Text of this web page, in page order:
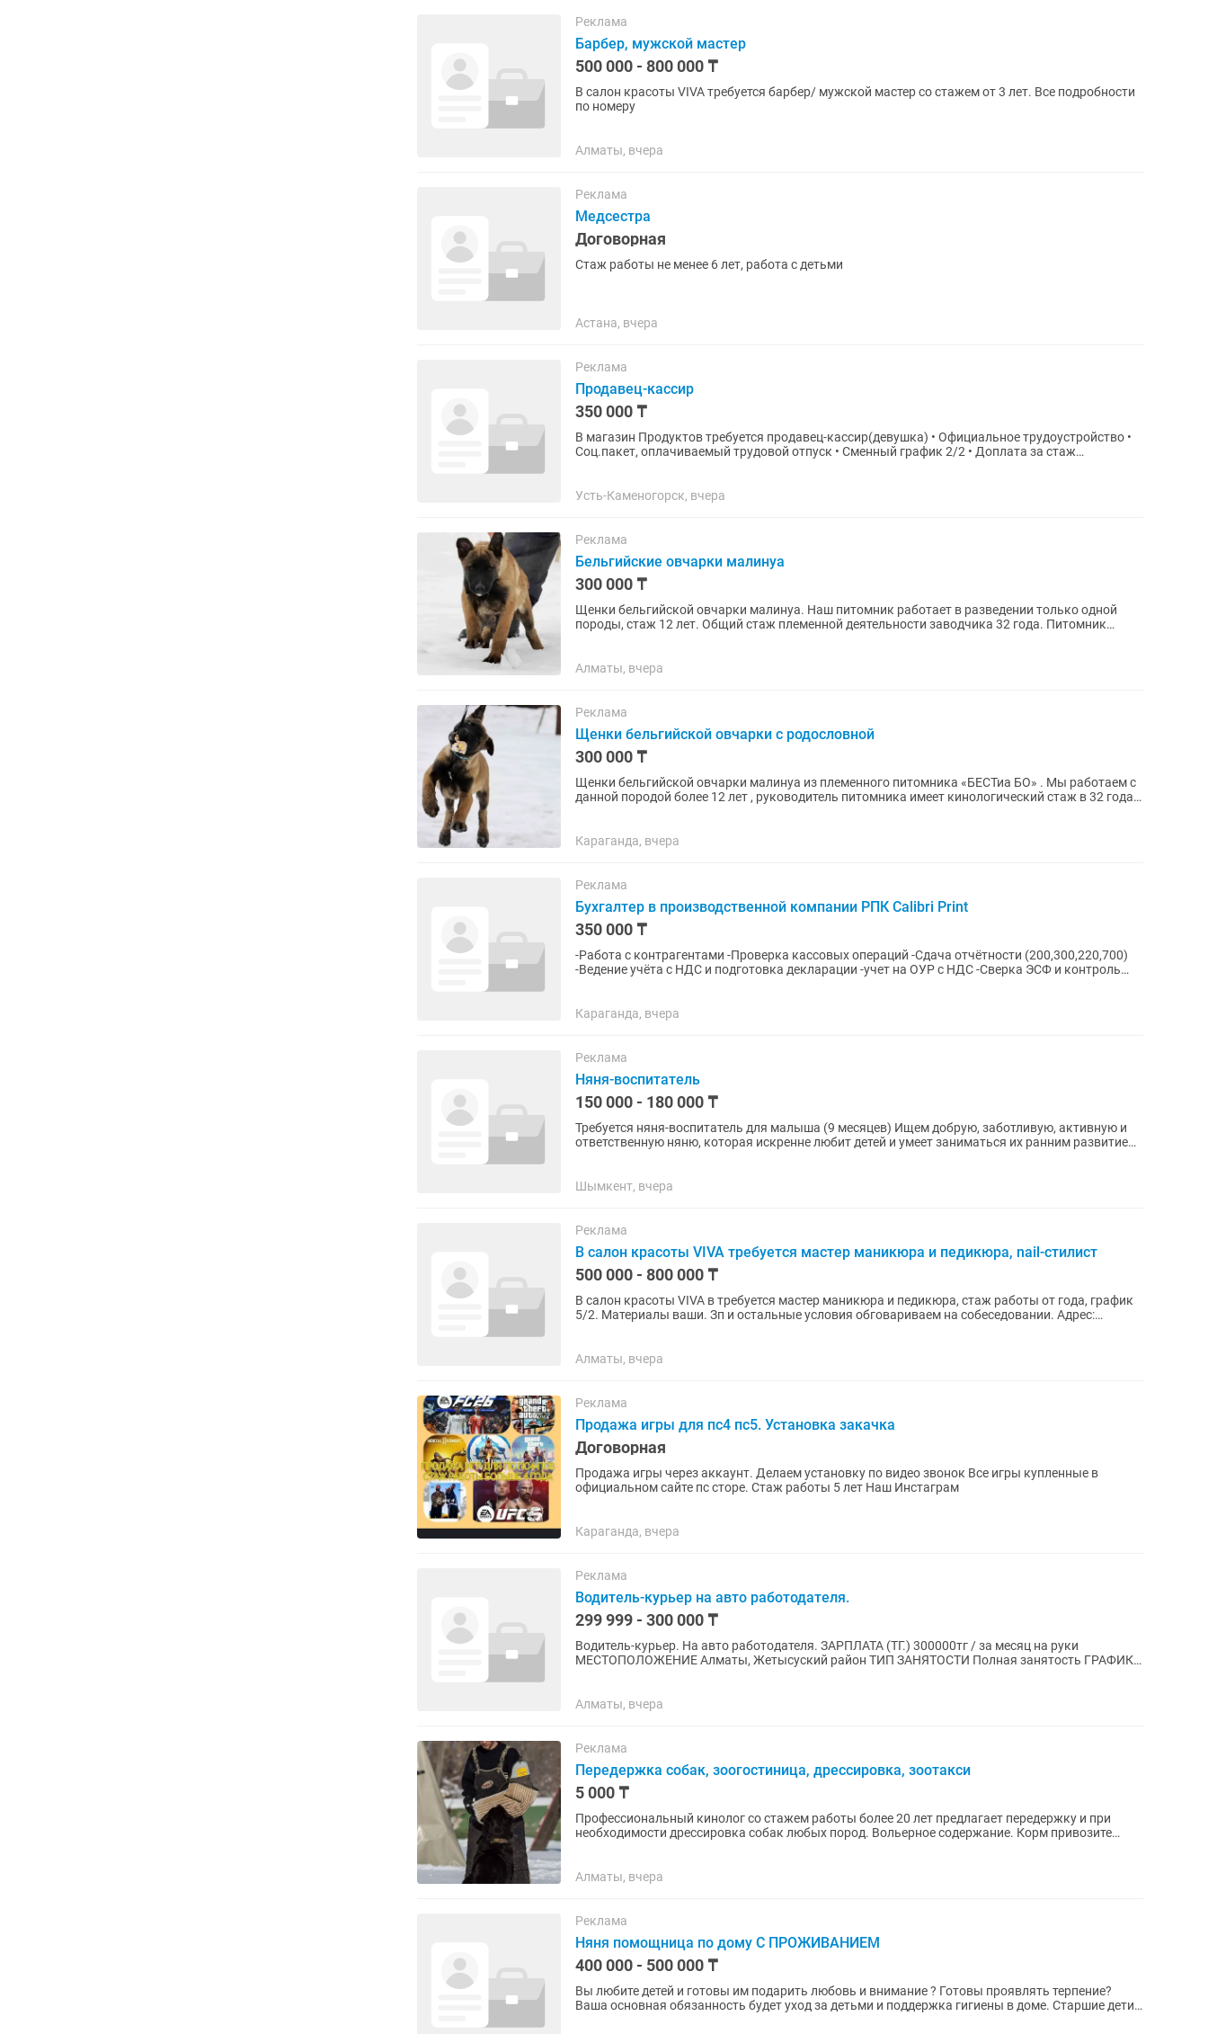
Реклама
Барбер, мужской мастер
500 000 - 800 000 ₸
В салон красоты VIVA требуется барбер/ мужской мастер со стажем от 3 лет. Все подробности
по номеру
Алматы, вчера
Реклама
Медсестра
Договорная
Стаж работы не менее 6 лет, работа с детьми
Астана, вчера
Реклама
Продавец-кассир
350 000 ₸
В магазин Продуктов требуется продавец-кассир(девушка) • Официальное трудоустройство •
Соц.пакет, оплачиваемый трудовой отпуск • Сменный график 2/2 • Доплата за стаж
Усть-Каменогорск, вчера
Реклама
Бельгийские овчарки малинуа
300 000 ₸
Щенки бельгийской овчарки малинуа. Наш питомник работает в разведении только одной
породы, стаж 12 лет. Общий стаж племенной деятельности заводчика 32 года. Питомник
Алматы, вчера
Реклама
Щенки бельгийской овчарки с родословной
300 000 ₸
Щенки бельгийской овчарки малинуа из племенного питомника «БЕСТиа БО» . Мы работаем с
данной породой более 12 лет , руководитель питомника имеет кинологический стаж в 32 года .
Караганда, вчера
Реклама
Бухгалтер в производственной компании РПК Calibri Print
350 000 ₸
-Работа с контрагентами -Проверка кассовых операций -Сдача отчётности (200,300,220,700)
-Ведение учёта с НДС и подготовка декларации -учет на ОУР с НДС -Сверка ЭСФ и контроль
Караганда, вчера
Реклама
Няня-воспитатель
150 000 - 180 000 ₸
Требуется няня-воспитатель для малыша (9 месяцев) Ищем добрую, заботливую, активную и
ответственную няню, которая искренне любит детей и умеет заниматься их ранним развитием.
Шымкент, вчера
Реклама
В салон красоты VIVA требуется мастер маникюра и педикюра, nail-стилист
500 000 - 800 000 ₸
В салон красоты VIVA в требуется мастер маникюра и педикюра, стаж работы от года, график
5/2. Материалы ваши. Зп и остальные условия обговариваем на собеседовании. Адрес:
Алматы, вчера
Реклама
Продажа игры для пс4 пс5. Установка закачка
Договорная
Продажа игры через аккаунт. Делаем установку по видео звонок Все игры купленные в
официальном сайте пс сторе. Стаж работы 5 лет Наш Инстаграм
Караганда, вчера
Реклама
Водитель-курьер на авто работодателя.
299 999 - 300 000 ₸
Водитель-курьер. На авто работодателя. ЗАРПЛАТА (ТГ.) 300000тг / за месяц на руки
МЕСТОПОЛОЖЕНИЕ Алматы, Жетысуский район ТИП ЗАНЯТОСТИ Полная занятость ГРАФИК
Алматы, вчера
Реклама
Передержка собак, зоогостиница, дрессировка, зоотакси
5 000 ₸
Профессиональный кинолог со стажем работы более 20 лет предлагает передержку и при
необходимости дрессировка собак любых пород. Вольерное содержание. Корм привозите
Алматы, вчера
Реклама
Няня помощница по дому С ПРОЖИВАНИЕМ
400 000 - 500 000 ₸
Вы любите детей и готовы им подарить любовь и внимание ? Готовы проявлять терпение?
Ваша основная обязанность будет уход за детьми и поддержка гигиены в доме. Старшие дети